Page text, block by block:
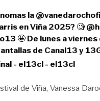
la
en Viña 2025? 🧐
🤩 De lunes a
de Canal13 y
- el13cl - el13cl
de Viña Vanessa